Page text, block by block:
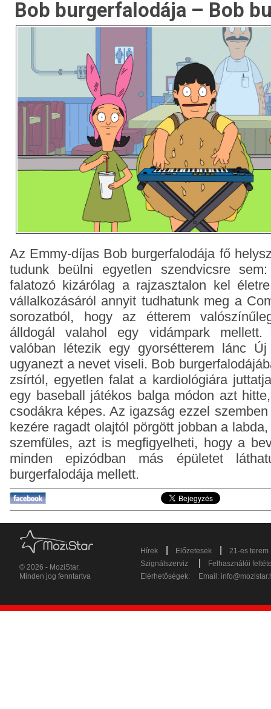
Bob burgerfalodája – Bob
Az Emmy-díjas Bob burgerfalodája fő
tudunk beülni egyetlen szendvicsre
falatozó kizárólag a rajzasztalon kel
vállalkozásáról annyit tudhatunk meg a
sorozatból, hogy az étterem
álldogál valahol egy vidámpark mellett.
valóban létezik egy gyorsétterem lánc
ugyanezt a nevet viseli. Bob
zsírtól, egyetlen falat a kardiológiára
egy baseball játékos balga módon azt
csodákra képes. Az igazság ezzel
kezére ragadt olajtól pörgött jobban a
szemfüles, azt is megfigyelheti, hogy a
minden epizódban más épületet
burgerfalodája mellett.
© 2026 - MoziStar.
Minden jog fenntartva
Hírek Előzetesek
21-es terem
Szignálszerviz
Felhasználói
Elérhetőségek:
Email: